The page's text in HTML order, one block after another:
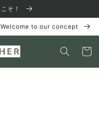
そ！
Welcome to our concept
ー